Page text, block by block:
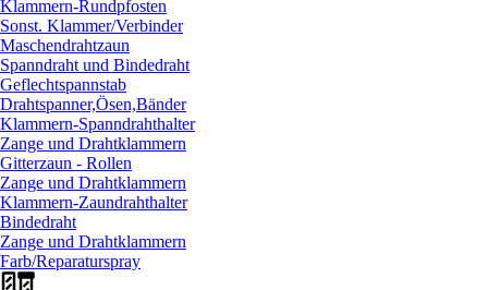
Klammern-Rundpfosten
Sonst. Klammer/Verbinder
Maschendrahtzaun
Spanndraht und Bindedraht
Geflechtspannstab
Drahtspanner,Ösen,Bänder
Klammern-Spanndrahthalter
Zange und Drahtklammern
Gitterzaun - Rollen
Zange und Drahtklammern
Klammern-Zaundrahthalter
Bindedraht
Zange und Drahtklammern
Farb/Reparaturspray